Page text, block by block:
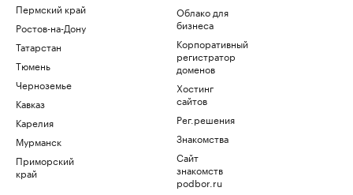
Пермский край
Ростов-на-Дону
Татарстан
Тюмень
Черноземье
Кавказ
Карелия
Мурманск
Приморский
край
Облако для
бизнеса
Корпоративный
регистратор
доменов
Хостинг
сайтов
Рег.решения
Знакомства
Сайт
знакомств
podbor.ru